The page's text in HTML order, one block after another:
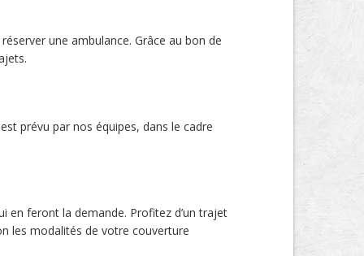
une ambulance. Grâce au bon de
prévu par nos équipes, dans le cadre
en feront la demande. Profitez d’un trajet
les modalités de votre couverture